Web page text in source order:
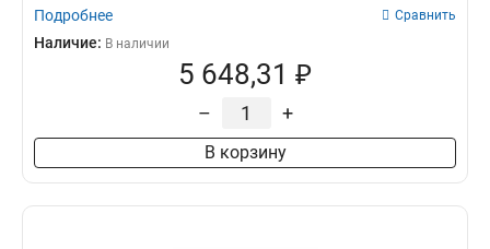
Подробнее Сравнить
Наличие: В наличии
5 648,31 ₽
– +
В корзину